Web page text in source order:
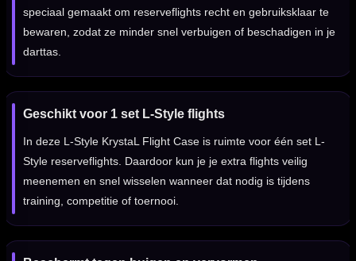
speciaal gemaakt om reserveflights recht en gebruiksklaar te
bewaren, zodat ze minder snel verbuigen of beschadigen in je
darttas.
Geschikt voor 1 set L-Style flights
In deze L-Style KrystaL Flight Case is ruimte voor één set L-
Style reserveflights. Daardoor kun je je extra flights veilig
meenemen en snel wisselen wanneer dat nodig is tijdens
training, competitie of toernooi.